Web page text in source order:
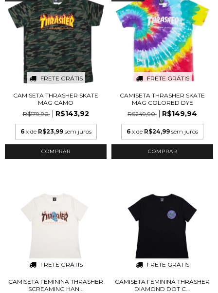
FRETE GRÁTIS
CAMISETA THRASHER SKATE
MAG CAMO
R$179,90
R$143,92
6 x de R$23,99 sem juros
COMPRAR
FRETE GRÁTIS
CAMISETA THRASHER SKATE
MAG COLORED DYE
R$249,90
R$149,94
6 x de R$24,99 sem juros
COMPRAR
FRETE GRÁTIS
CAMISETA FEMININA THRASHER
SCREAMING HAN...
FRETE GRÁTIS
CAMISETA FEMININA THRASHER
DIAMOND DOT C...